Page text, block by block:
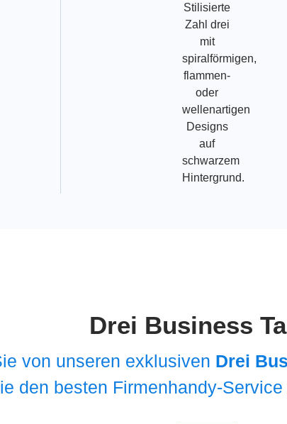
Drei Business
von unseren exklusiven Drei
den besten Firmenhandy-